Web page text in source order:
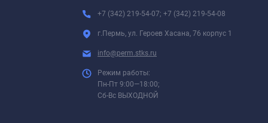
+7 (342) 219-54-07; +7 (342) 219-54-08
г.Пермь, ул. Героев Хасана, 76 корпус 1
info@perm.stks.ru
Режим работы:
Пн-Пт 9:00—18:00;
Сб-Вс ВЫХОДНОЙ